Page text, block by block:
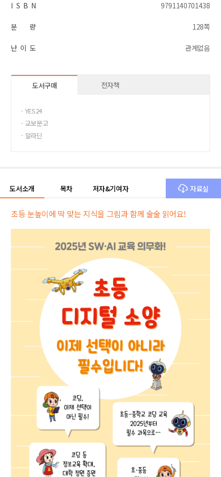
I S B N 9791140701438
분 량 128쪽
난 이 도 관계없음
도서구매 전자책
· YES24
· 교보문고
· 알라딘
도서소개 목차 저자&기여자 자료실
초등 눈높이에 딱 맞는 지식을 그림과 함께 술술 읽어요!